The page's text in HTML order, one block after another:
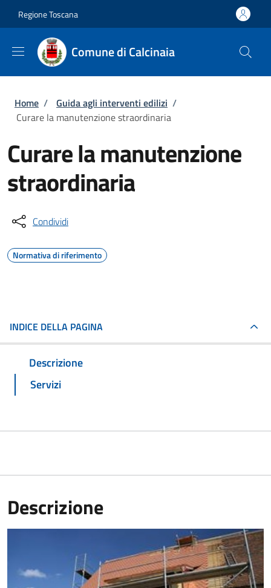
Regione Toscana
Comune di Calcinaia
Briciole di pane
Home / Guida agli interventi edilizi /
Curare la manutenzione straordinaria
Curare la manutenzione
straordinaria
Condividi
Normativa di riferimento
INDICE DELLA PAGINA
Descrizione
Servizi
Descrizione